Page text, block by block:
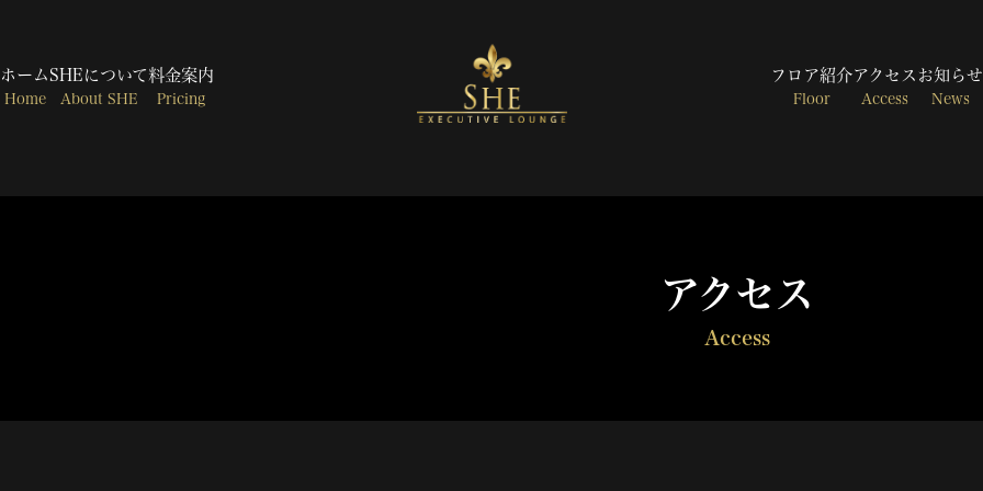
ホーム
Home
SHEについて
About SHE
料金案内
Pricing
フロア紹介
Floor
アクセス
Access
お知らせ
News
アクセス
Access